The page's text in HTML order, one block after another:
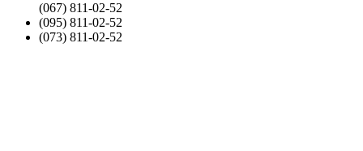
(067) 811-02-52
(095) 811-02-52
(073) 811-02-52